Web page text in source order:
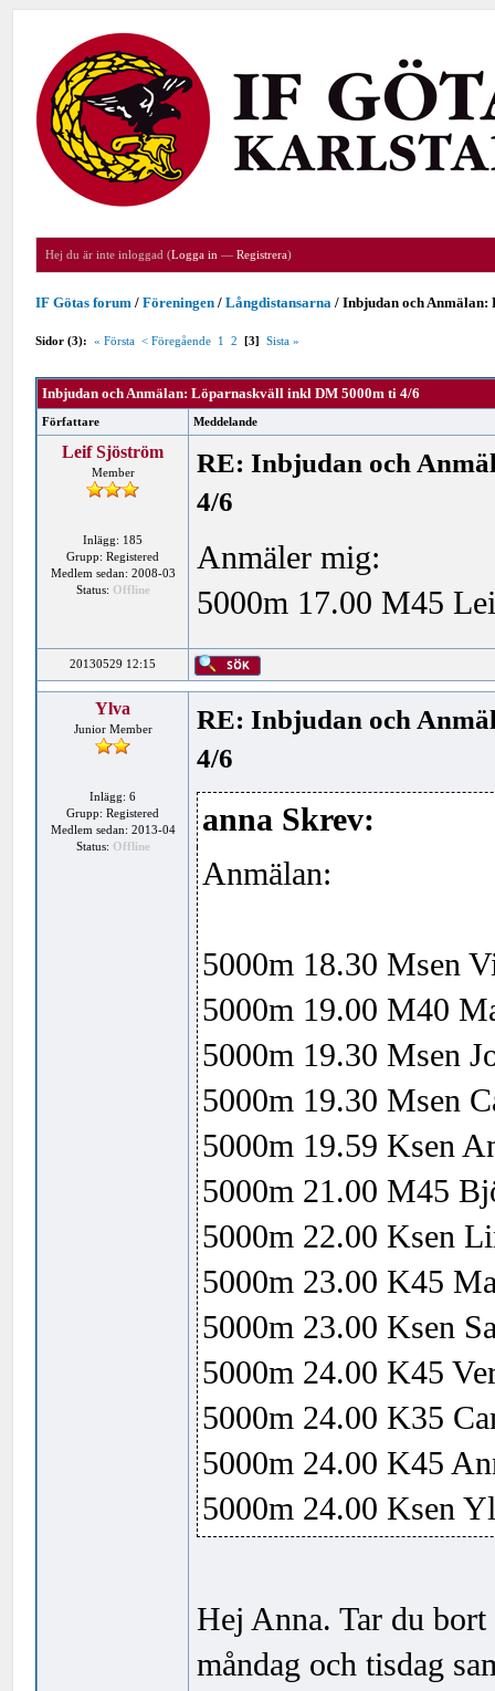
Hej du är inte inloggad (Logga in —Registrera)
IF Götas forum /Föreningen /Långdistansarna /Inbjudan och
Sidor (3): « Första < Föregående 1 2 [3] Sista »
Inbjudan och Anmälan: Löparnaskväll inkl DM 5000m ti 4/6
Författare Meddelande
Leif Sjöström
Member
Inlägg: 185
Grupp: Registered
Medlem sedan: 2008-03
Status: Offline
RE: Inbjudan och
4/6
Anmäler mig:
5000m 17.00 M45
20130529 12:15
Ylva
Junior Member
Inlägg: 6
Grupp: Registered
Medlem sedan: 2013-04
Status: Offline
RE: Inbjudan och
4/6
anna Skrev:
Anmälan:
5000m 18.30 Msen
5000m 19.00 M40
5000m 19.30 Msen
5000m 19.30 Msen
5000m 19.59 Ksen
5000m 21.00 M45
5000m 22.00 Ksen
5000m 23.00 K45
5000m 23.00 Ksen
5000m 24.00 K45
5000m 24.00 K35
5000m 24.00 K45
5000m 24.00 Ksen
Hej Anna. Tar du
måndag och tisdag